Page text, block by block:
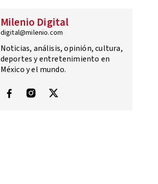
Milenio Digital
digital@milenio.com
Noticias, análisis, opinión, cultura,
deportes y entretenimiento en
México y el mundo.